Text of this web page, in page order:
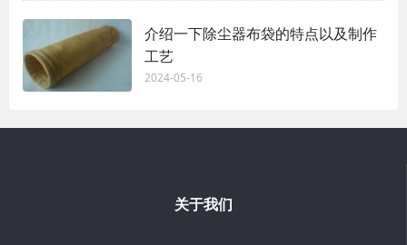
介绍一下除尘器布袋的特点以及制作
工艺
2024-05-16
关于我们